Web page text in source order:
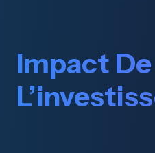
Impact